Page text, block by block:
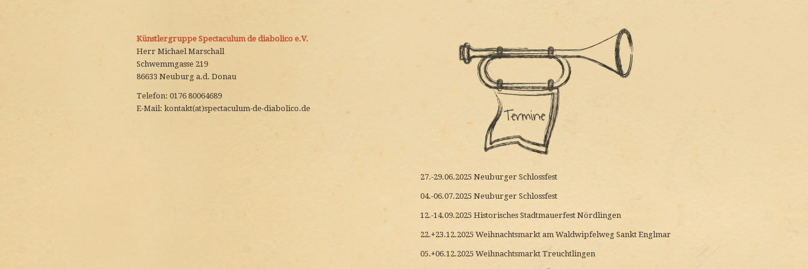
Künstlergruppe Spectaculum de diabolico e.V.
Herr Michael Marschall
Schwemmgasse 219
86633 Neuburg a.d. Donau
Telefon: 0176 80064689
E-Mail: kontakt(at)spectaculum-de-diabolico.de
27.-29.06.2025 Neuburger Schlossfest
04.-06.07.2025 Neuburger Schlossfest
12.-14.09.2025 Historisches Stadtmauerfest Nördlingen
22.+23.12.2025 Weihnachtsmarkt am Waldwipfelweg Sankt Englmar
05.+06.12.2025 Weihnachtsmarkt Treuchtlingen